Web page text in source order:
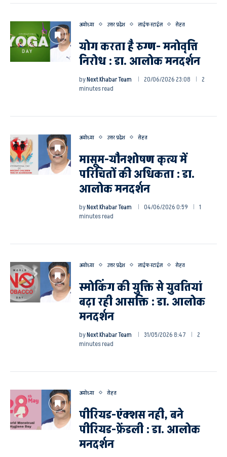
अयोध्या उत्तर प्रदेश लाईफ स्टाईल सेहत
योग करता है रुग्ण- मनोवृत्ति
निरोध : डा. आलोक मनदर्शन
byNext Khabar Team 20/06/2026 23:08
2
minutes read
अयोध्या उत्तर प्रदेश सेहत
मासूम-यौनशोषण कृत्य में
परिचितों की अधिकता : डा.
आलोक मनदर्शन
byNext Khabar Team 04/06/2026 0:59
1
minutes read
अयोध्या उत्तर प्रदेश लाईफ स्टाईल सेहत
स्मोकिंग की युक्ति से युवतियां
बढ़ा रही आसक्ति : डा. आलोक
मनदर्शन
byNext Khabar Team 31/05/2026 8:47
2
minutes read
अयोध्या सेहत
पीरियड-एंक्शस नही, बने
पीरियड-फ्रेंडली : डा. आलोक
मनदर्शन